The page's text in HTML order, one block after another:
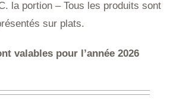
la portion – Tous les produits sont
sur plats.
valables pour l’année 2026